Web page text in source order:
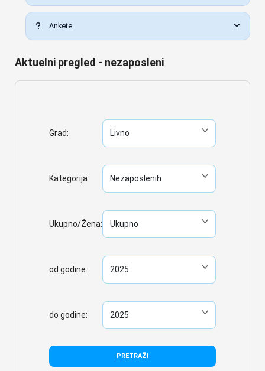
Ankete
Aktuelni pregled - nezaposleni
Grad:
Kategorija:
Ukupno/Žena:
od godine:
do godine:
PRETRAŽI